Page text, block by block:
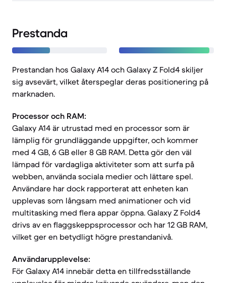
Prestanda
Prestandan hos Galaxy A14 och Galaxy Z Fold4 skiljer
sig avsevärt, vilket återspeglar deras positionering på
marknaden.
Processor och RAM:
Galaxy A14 är utrustad med en processor som är
lämplig för grundläggande uppgifter, och kommer
med 4 GB, 6 GB eller 8 GB RAM. Detta gör den väl
lämpad för vardagliga aktiviteter som att surfa på
webben, använda sociala medier och lättare spel.
Användare har dock rapporterat att enheten kan
upplevas som långsam med animationer och vid
multitasking med flera appar öppna. Galaxy Z Fold4
drivs av en flaggskeppsprocessor och har 12 GB RAM,
vilket ger en betydligt högre prestandanivå.
Användarupplevelse:
För Galaxy A14 innebär detta en tillfredsställande